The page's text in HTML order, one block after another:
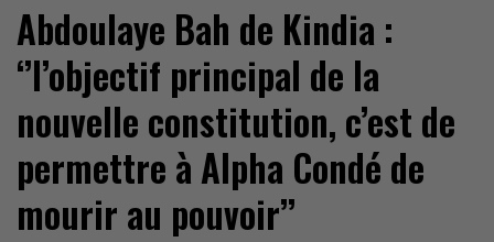
Abdoulaye Bah de Kindia :
‘’l’objectif principal de la
nouvelle constitution, c’est de
permettre à Alpha Condé de
mourir au pouvoir’’